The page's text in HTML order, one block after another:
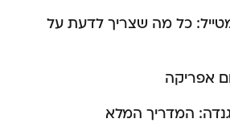
כל מה שצריך לדעת על
אפריקה
המדריך המלא